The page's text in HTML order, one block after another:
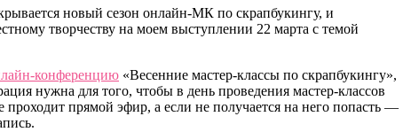
новый сезон онлайн-МК по скрапбукингу, и
творчеству на моем выступлении 22 марта с темой
конференцию «Весенние мастер-классы по скрапбукингу»,
нужна для того, чтобы в день проведения мастер-классов
проходит прямой эфир, а если не получается на него попасть —